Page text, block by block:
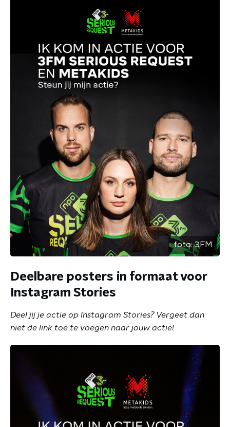
foto:3FM
Deelbare posters in formaat voor
Instagram Stories
Deel jij je actie op Instagram Stories? Vergeet dan
niet de link toe te voegen naar jouw actie!